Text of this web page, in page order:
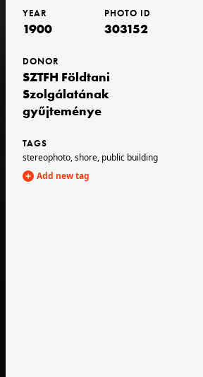
Fortepan / BFL XIV.380 Karafiáth Jenő iratai / Szekfű András adománya
jobbra a szerb ortodox templom. A felvétel 1900 előtt készült.
YEAR
1900
PHOTO ID
303152
DONOR
SZTFH Földtani
Szolgálatának
gyűjteménye
TAGS
stereophoto,shore, public building
Add new tag